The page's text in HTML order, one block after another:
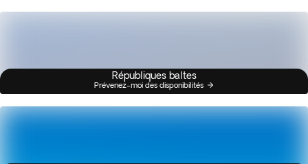
Républiques baltes
Prévenez-moi des disponibilités